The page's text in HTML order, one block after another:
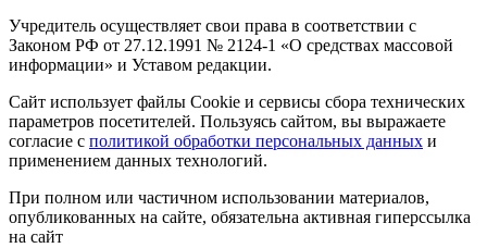
Учредитель осуществляет свои права в соответствии с
Законом РФ от 27.12.1991 № 2124-1 «О средствах массовой
информации» и Уставом редакции.
Сайт использует файлы Cookie и сервисы сбора технических
параметров посетителей. Пользуясь сайтом, вы выражаете
согласие с политикой обработки персональных данных и
применением данных технологий.
При полном или частичном использовании материалов,
опубликованных на сайте, обязательна активная гиперссылка
на сайт